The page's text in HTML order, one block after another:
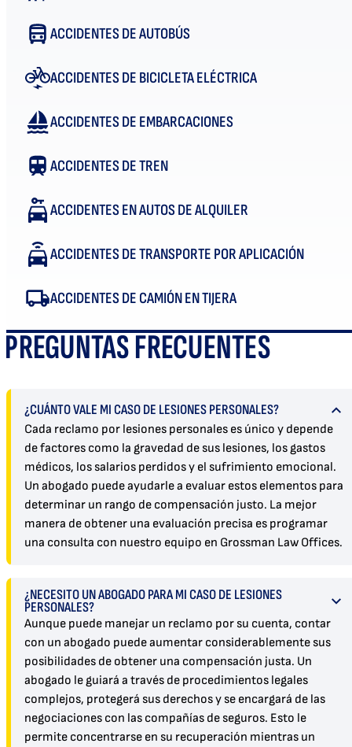
ACCIDENTES DE AUTOBÚS
ACCIDENTES DE BICICLETA ELÉCTRICA
ACCIDENTES DE EMBARCACIONES
ACCIDENTES DE TREN
ACCIDENTES EN AUTOS DE ALQUILER
ACCIDENTES DE TRANSPORTE POR APLICACIÓN
ACCIDENTES DE CAMIÓN EN TIJERA
PREGUNTAS FRECUENTES
¿CUÁNTO VALE MI CASO DE LESIONES PERSONALES?
Cada reclamo por lesiones personales es único y depende
de factores como la gravedad de sus lesiones, los gastos
médicos, los salarios perdidos y el sufrimiento emocional.
Un abogado puede ayudarle a evaluar estos elementos para
determinar un rango de compensación justo. La mejor
manera de obtener una evaluación precisa es programar
una consulta con nuestro equipo en Grossman Law Offices.
¿NECESITO UN ABOGADO PARA MI CASO DE LESIONES
PERSONALES?
Aunque puede manejar un reclamo por su cuenta, contar
con un abogado puede aumentar considerablemente sus
posibilidades de obtener una compensación justa. Un
abogado le guiará a través de procedimientos legales
complejos, protegerá sus derechos y se encargará de las
negociaciones con las compañías de seguros. Esto le
permite concentrarse en su recuperación mientras un